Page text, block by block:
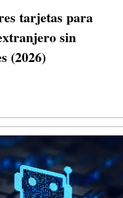
tarjetas para
sin
(2026)